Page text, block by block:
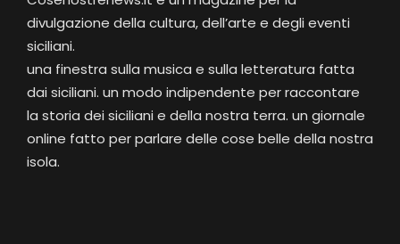
divulgazione della cultura, dell’arte e degli eventi
siciliani.
una finestra sulla musica e sulla letteratura fatta
dai siciliani. un modo indipendente per raccontare
la storia dei siciliani e della nostra terra. un giornale
online fatto per parlare delle cose belle della nostra
isola.